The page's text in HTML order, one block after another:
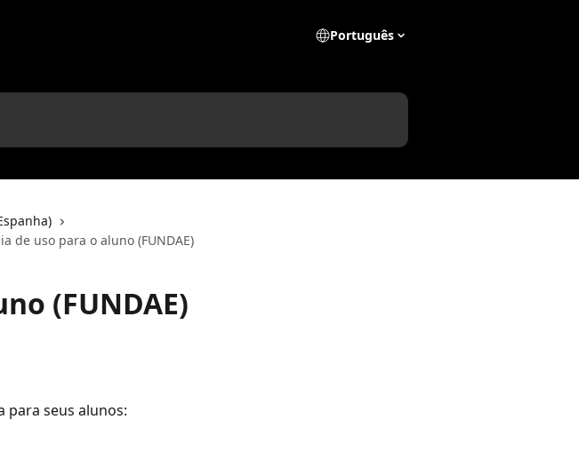
Português
de uso para o aluno (FUNDAE)
(FUNDAE)
para seus alunos: